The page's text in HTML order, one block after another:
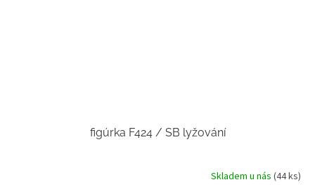
figúrka F424 / SB lyžování
Skladem u nás (44 ks)